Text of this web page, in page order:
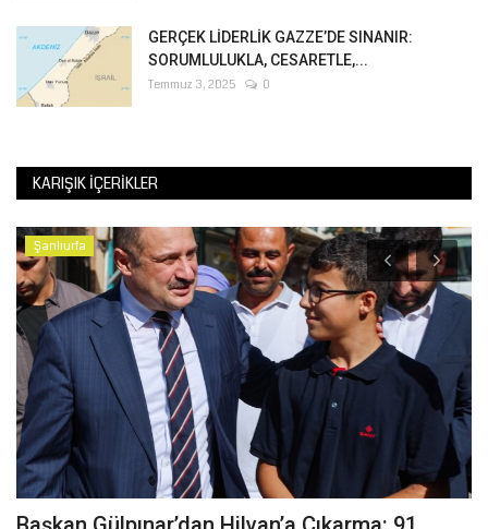
GERÇEK LİDERLİK GAZZE’DE SINANIR:
SORUMLULUKLA, CESARETLE,...
Temmuz 3, 2025 0
KARIŞIK İÇERIKLER
Şanlıurfa